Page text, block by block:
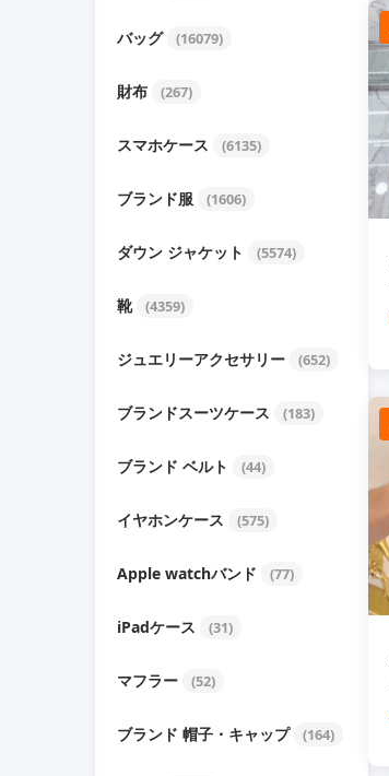
バッグ (16079)
財布 (267)
スマホケース (6135)
ブランド服 (1606)
ダウン ジャケット (5574)
靴 (4359)
ジュエリーアクセサリー (652)
ブランドスーツケース (183)
ブランド ベルト (44)
イヤホンケース (575)
Apple watchバンド (77)
iPadケース (31)
マフラー (52)
ブランド 帽子・キャップ (164)